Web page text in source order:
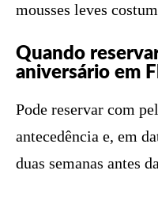
mousses leves
Quando
aniversário em
Pode reservar com
antecedência e, em
duas semanas antes